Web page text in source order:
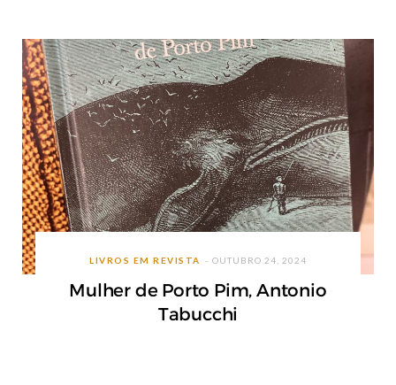
LIVROS EM REVISTA OUTUBRO 24, 2024
Mulher de Porto Pim, Antonio
Tabucchi